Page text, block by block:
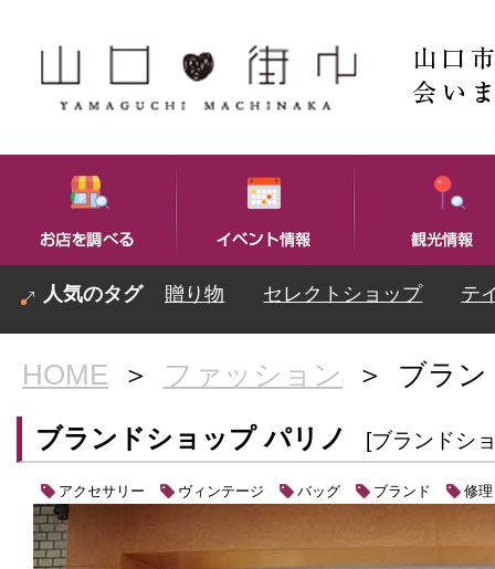
贈り物 セレクトショップ テ
HOME ＞ ファッション ＞ ブラ
ブランドショップ パリノ [ブランドシ
アクセサリー ヴィンテージ バッグ ブランド 修理